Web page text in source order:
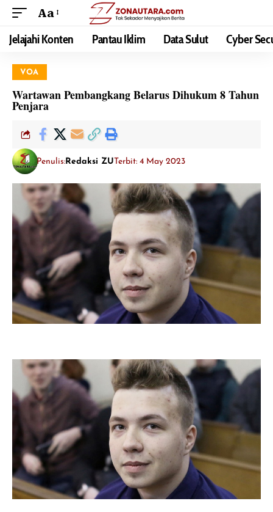
Aa
Jelajahi Konten Pantau Iklim Data Sulut Cyber
VOA
Wartawan Pembangkang Belarus Dihukum 8 Tahun
Penjara
Penulis: Redaksi ZUTerbit: 4 May 2023